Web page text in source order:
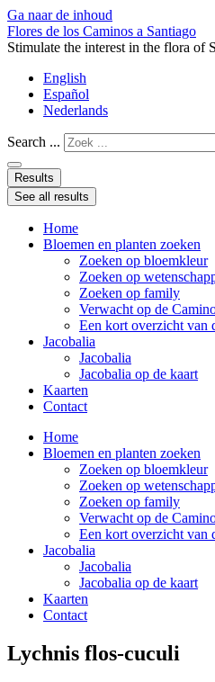
Ga naar de inhoud
Flores de los Caminos a Santiago
Stimulate the interest in the flora of
English
Español
Nederlands
Search ...
Results
See all results
Home
Bloemen en planten zoeken
Zoeken op bloemkleur
Zoeken op
Zoeken op family
Verwacht op de
Een kort overzicht van
Jacobalia
Jacobalia
Jacobalia op de kaart
Kaarten
Contact
Home
Bloemen en planten zoeken
Zoeken op bloemkleur
Zoeken op
Zoeken op family
Verwacht op de
Een kort overzicht van
Jacobalia
Jacobalia
Jacobalia op de kaart
Kaarten
Contact
Lychnis flos-cuculi